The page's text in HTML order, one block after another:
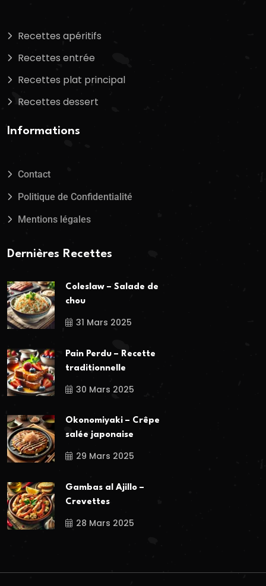
Recettes apéritifs
Recettes entrée
Recettes plat principal
Recettes dessert
Informations
Contact
Politique de Confidentialité
Mentions légales
Dernières Recettes
Coleslaw – Salade de
chou
31 Mars 2025
Pain Perdu – Recette
traditionnelle
30 Mars 2025
Okonomiyaki – Crêpe
salée japonaise
29 Mars 2025
Gambas al Ajillo –
Crevettes
28 Mars 2025